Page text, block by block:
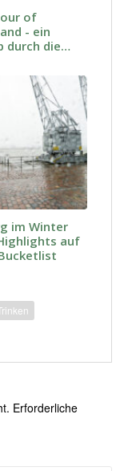
of
- ein
durch die
im Winter
auf
Erforderliche